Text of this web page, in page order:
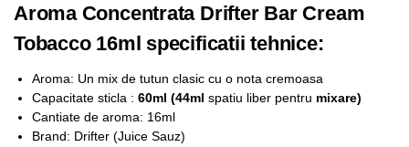
Aroma Concentrata Drifter Bar Cream
Tobacco 16ml specificatii tehnice:
Aroma: Un mix de tutun clasic cu o nota cremoasa
Capacitate sticla : 60ml (44ml spatiu liber pentru mixare)
Cantiate de aroma: 16ml
Brand: Drifter (Juice Sauz)